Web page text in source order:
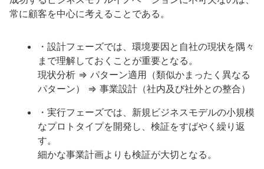
常に顧客を中心に考えることである。
・設計フェーズでは、環境要因と自社の現状を隅々
まで理解しておくことが重要となる。
現状分析 ⇒ パターン適用（類似かまったく異なる
パターン） ⇒ 事業設計（社内及び社外との整合）
・実行フェーズでは、新規ビジネスモデルの小規模
なプロトタイプを開発し、検証をすばやく繰り返
す。
細かな事業計画よりも検証が大切となる。